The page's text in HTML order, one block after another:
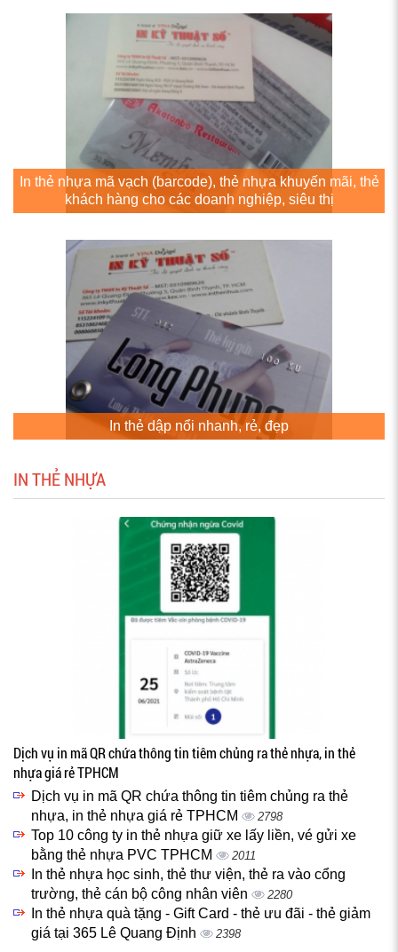
In thẻ nhựa mã vạch (barcode), thẻ nhựa khuyến mãi, thẻ
khách hàng cho các doanh nghiệp, siêu thị
In thẻ dập nổi nhanh, rẻ, đẹp
IN THẺ NHỰA
Dịch vụ in mã QR chứa thông tin tiêm chủng ra thẻ nhựa, in thẻ
nhựa giá rẻ TPHCM
Dịch vụ in mã QR chứa thông tin tiêm chủng ra thẻ
nhựa, in thẻ nhựa giá rẻ TPHCM
2798
Top 10 công ty in thẻ nhựa giữ xe lấy liền, vé gửi xe
bằng thẻ nhựa PVC TPHCM
2011
In thẻ nhựa học sinh, thẻ thư viện, thẻ ra vào cổng
trường, thẻ cán bộ công nhân viên
2280
In thẻ nhựa quà tặng - Gift Card - thẻ ưu đãi - thẻ giảm
giá tại 365 Lê Quang Định
2398